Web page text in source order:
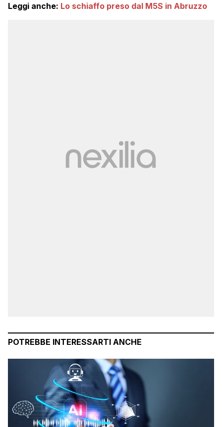
Leggi anche: Lo schiaffo preso dal M5S in Abruzzo
POTREBBE INTERESSARTI ANCHE